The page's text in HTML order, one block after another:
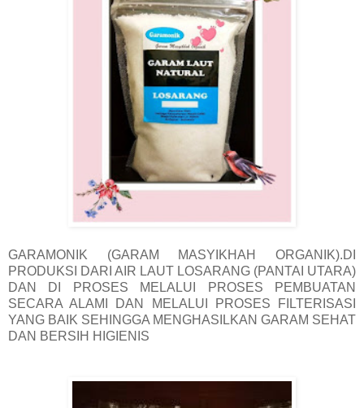
GARAMONIK (GARAM MASYIKHAH ORGANIK).DI
PRODUKSI DARI AIR LAUT LOSARANG (PANTAI UTARA)
DAN DI PROSES MELALUI PROSES PEMBUATAN
SECARA ALAMI DAN MELALUI PROSES FILTERISASI
YANG BAIK SEHINGGA MENGHASILKAN GARAM SEHAT
DAN BERSIH HIGIENIS